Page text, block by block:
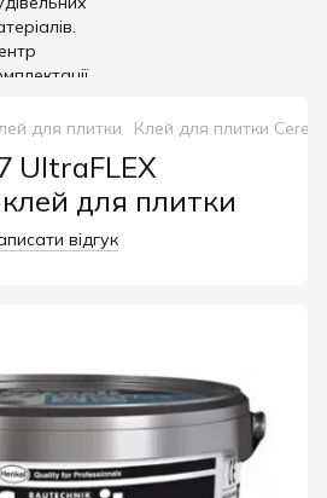
для плитки Клей для плитки Ceresit
UltraFLEX
для плитки
відгук